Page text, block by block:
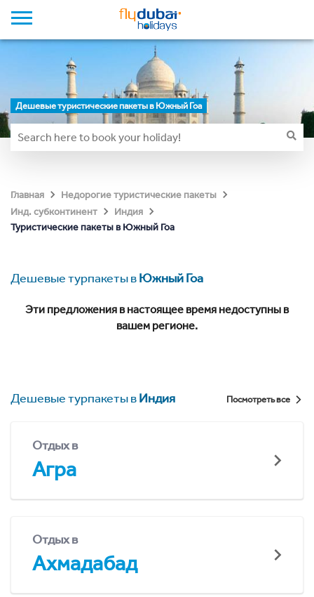
Дешевые туристические пакеты в Южный Гоа
Главная
Недорогие туристические пакеты
Инд. субконтинент
Индия
Туристические пакеты в Южный Гоа
Дешевые турпакеты вЮжный Гоа
Эти предложения в настоящее время недоступны в
вашем регионе.
Дешевые турпакеты вИндия Посмотреть все
Отдых в
Агра
Отдых в
Ахмадабад